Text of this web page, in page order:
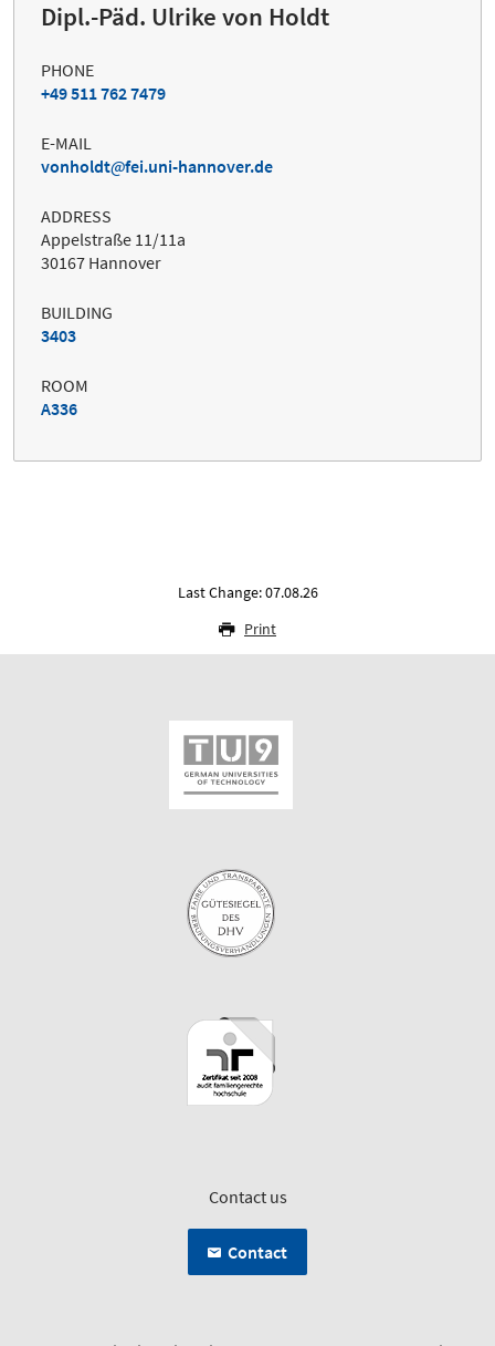
Dipl.-Päd. Ulrike von Holdt
PHONE
+49 511 762 7479
E-MAIL
vonholdt
fei.uni-hannover.de
ADDRESS
Appelstraße 11/11a
30167 Hannover
BUILDING
3403
ROOM
A336
Last Change: 07.08.26
Print
Contact us
Contact